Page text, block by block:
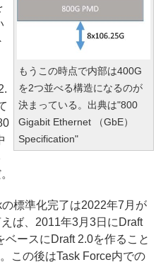
もうこの時点で内部は400G
を2つ並べる構造になるのが
決まっている。出典は"800
Gigabit Ethernet （GbE）
Specification"
標準化完了は2022年7月が
ば、2011年3月3日にDraft
ースにDraft 2.0を作ること
この後はTask Force内での